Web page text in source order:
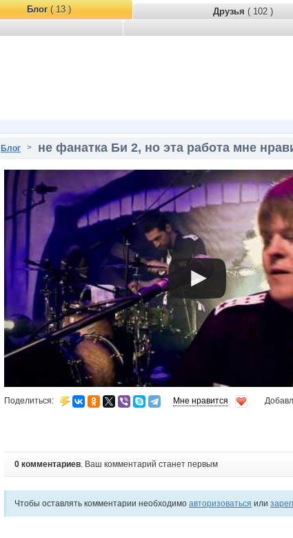
Блог( 13 ) Друзья ( 102 )
Блог > не фанатка Би 2, но эта работа мне
Поделиться: Мне нравится
0 комментариев. Ваш комментарий станет первым
Чтобы оставлять комментарии необходимо авторизоваться или